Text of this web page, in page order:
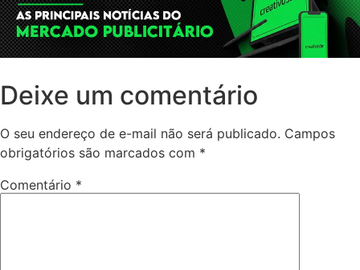
Deixe um comentário
O seu endereço de e-mail não será publicado. Campos
obrigatórios são marcados com *
Comentário *